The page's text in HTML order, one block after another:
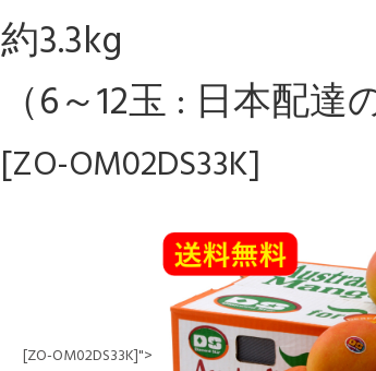
約3.3kg
（6～12玉 : 日本配達
[ZO-OM02DS33K]
[ZO-OM02DS33K]">